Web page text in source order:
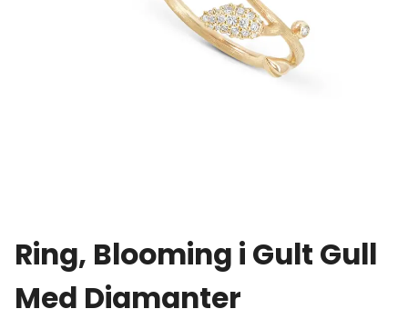
Ring, Blooming i Gult Gull
Med Diamanter